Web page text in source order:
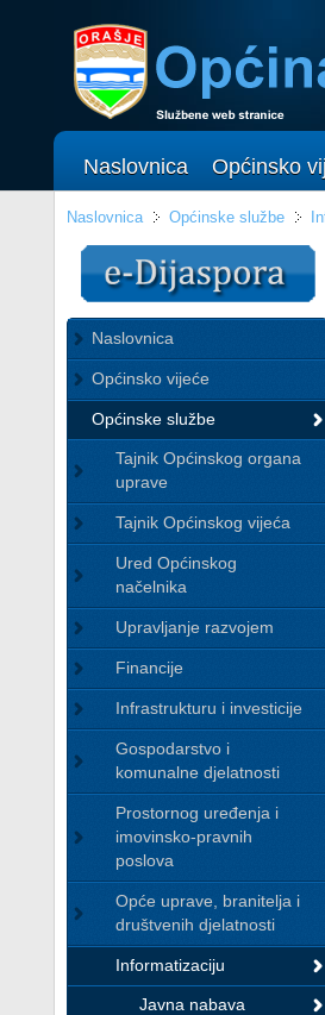
Naslovnica Općinsko
Naslovnica Općinske službe
Naslovnica
Općinsko vijeće
Općinske službe
Tajnik Općinskog organa
uprave
Tajnik Općinskog vijeća
Ured Općinskog
načelnika
Upravljanje razvojem
Financije
Infrastrukturu i investicije
Gospodarstvo i
komunalne djelatnosti
Prostornog uređenja i
imovinsko-pravnih
poslova
Opće uprave, branitelja i
društvenih djelatnosti
Informatizaciju
Javna nabava